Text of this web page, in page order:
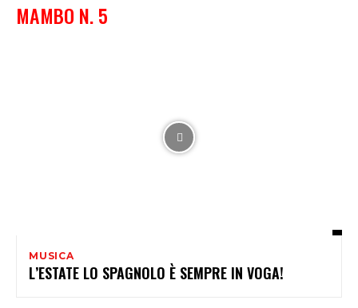
MAMBO N. 5
MUSICA
L’ESTATE LO SPAGNOLO È SEMPRE IN VOGA!